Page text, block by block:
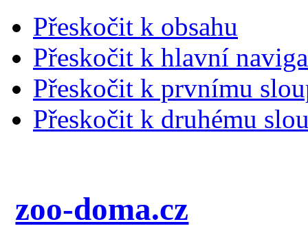
Přeskočit k obsahu
Přeskočit k hlavní
Přeskočit k prvnímu
Přeskočit k druhému
zoo-doma.cz